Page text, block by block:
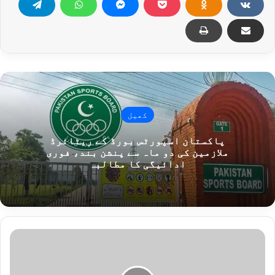
کھیل
پاکستان اسپورٹس بورڈ کے ریٹائرڈ
ملازمین کی دو ماہ سے پنشن بند، فوری
ادائیگی کا مطالبہ
ا